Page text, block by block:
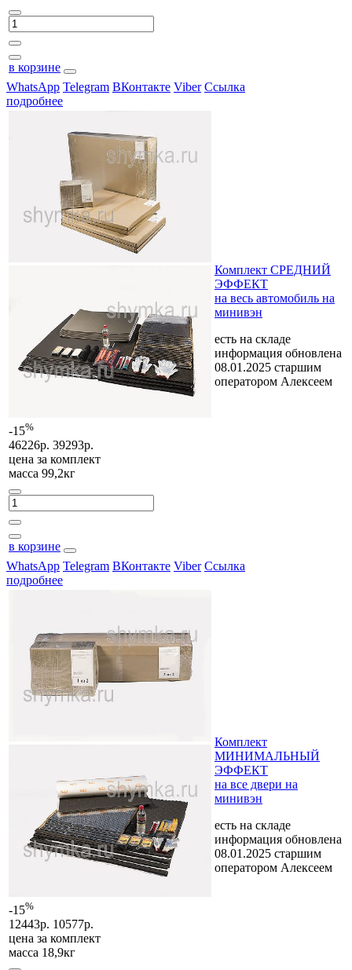
в корзине
WhatsApp Telegram ВКонтакте Viber Ссылка
подробнее
-15%
46226р. 39293р.
цена за комплект
масса 99,2кг
в корзине
Комплект СРЕДНИЙ
ЭФФЕКТ
на весь автомобиль на
минивэн
есть на складе
информация обновлена
08.01.2025 старшим
оператором Алексеем
WhatsApp Telegram ВКонтакте Viber Ссылка
подробнее
-15%
12443р. 10577р.
цена за комплект
масса 18,9кг
Комплект
МИНИМАЛЬНЫЙ
ЭФФЕКТ
на все двери на
минивэн
есть на складе
информация обновлена
08.01.2025 старшим
оператором Алексеем